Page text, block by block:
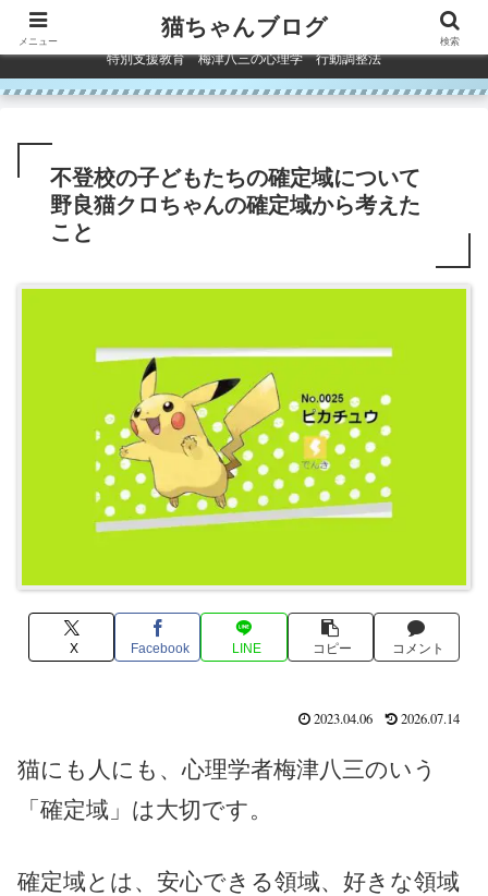
コンテンツへスキップ
特別支援教育 梅津八三の心理学 行動調整法
不登校の子どもたちの確定域について
野良猫クロちゃんの確定域から考えた
こと
X Facebook LINE コピー コメント
2023.04.06 2026.07.14
猫にも人にも、心理学者梅津八三のいう
「確定域」は大切です。
確定域とは、安心できる領域、好きな領域
メニュー
猫ちゃんブログ
検索